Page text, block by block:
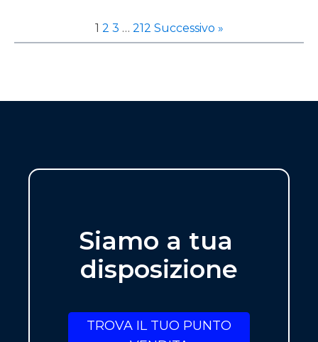
1 2 3 … 212 Successivo »
Siamo a tua
disposizione
TROVA IL TUO PUNTO